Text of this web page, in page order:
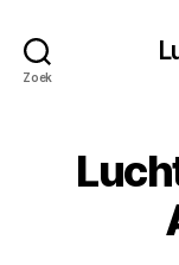
Zoek